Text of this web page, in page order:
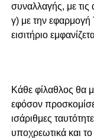
συναλλαγής, με
γ) με την εφαρμογή
εισιτήριο
Κάθε φίλαθλος θα
εφόσον
ισάριθμες
υποχρεωτικά και το